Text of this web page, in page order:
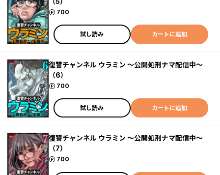
700
ポイント
試し読み カートに追加
復讐チャンネル ウラミン ～公開処刑ナマ配信中～
（6）
700
ポイント
試し読み カートに追加
復讐チャンネル ウラミン ～公開処刑ナマ配信中～
（7）
700
ポイント